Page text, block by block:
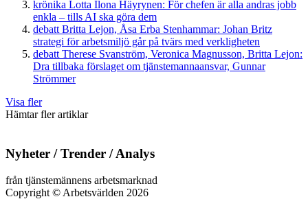
krönika Lotta Ilona Häyrynen: För chefen är alla andras jobb
enkla – tills AI ska göra dem
debatt Britta Lejon, Åsa Erba Stenhammar: Johan Britz
strategi för arbetsmiljö går på tvärs med verkligheten
debatt Therese Svanström, Veronica Magnusson, Britta Lejon:
Dra tillbaka förslaget om tjänstemannaansvar, Gunnar
Strömmer
Visa fler
Hämtar fler artiklar
Nyheter / Trender / Analys
från tjänstemännens arbetsmarknad
Copyright © Arbetsvärlden 2026